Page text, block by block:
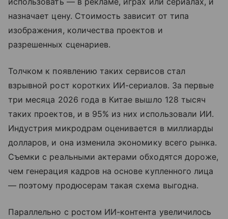
назначает цену. Стоимость зависит от типа
изображения, количества проектов и
разрешенных сценариев.
Толчком к появлению таких сервисов стал
взрывной рост коротких ИИ-сериалов. За первые
три месяца 2026 года в Китае вышло 128 тысяч
таких проектов, и в 95% из них использовали ИИ.
Индустрия микродрам оценивается в миллиарды
долларов, и она изменила экономику всего рынка.
Съемки с реальными актерами обходятся дороже,
чем генерация кадров на основе купленного лица
— поэтому продюсерам такая схема выгодна.
Параллельно с ростом ИИ-контента увеличилось